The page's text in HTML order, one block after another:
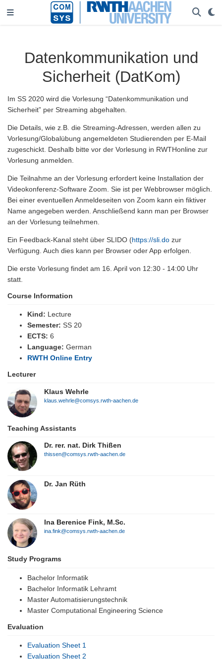
Datenkommunikation und
Sicherheit (DatKom)
Im SS 2020 wird die Vorlesung “Datenkommunikation und
Sicherheit” per Streaming abgehalten.
Die Details, wie z.B. die Streaming-Adressen, werden allen zu
Vorlesung/Globalübung angemeldeten Studierenden per E-Mail
zugeschickt. Deshalb bitte vor der Vorlesung in RWTHonline zur
Vorlesung anmelden.
Die Teilnahme an der Vorlesung erfordert keine Installation der
Videokonferenz-Software Zoom. Sie ist per Webbrowser möglich.
Bei einer eventuellen Anmeldeseiten von Zoom kann ein fiktiver
Name angegeben werden. Anschließend kann man per Browser
an der Vorlesung teilnehmen.
Ein Feedback-Kanal steht über SLIDO (https://sli.do zur
Verfügung. Auch dies kann per Browser oder App erfolgen.
Die erste Vorlesung findet am 16. April von 12:30 - 14:00 Uhr
statt.
Course Information
Kind: Lecture
Semester: SS 20
ECTS: 6
Language: German
RWTH Online Entry
Lecturer
Klaus Wehrle
klaus.wehrle@comsys.rwth-aachen.de
Teaching Assistants
Dr. rer. nat. Dirk Thißen
thissen@comsys.rwth-aachen.de
Dr. Jan Rüth
Ina Berenice Fink, M.Sc.
ina.fink@comsys.rwth-aachen.de
Study Programs
Bachelor Informatik
Bachelor Informatik Lehramt
Master Automatisierungstechnik
Master Computational Engineering Science
Evaluation
Evaluation Sheet 1
Evaluation Sheet 2